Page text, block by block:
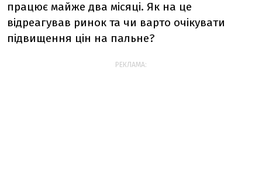
працює майже два місяці. Як на це
відреагував ринок та чи варто очікувати
підвищення цін на пальне?
РЕКЛАМА: